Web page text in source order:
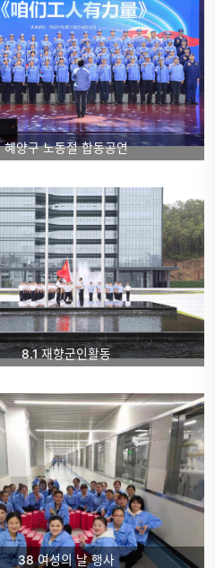
혜양구 노동절 합동공연
8.1 재향군인활동
38 여성의 날 행사